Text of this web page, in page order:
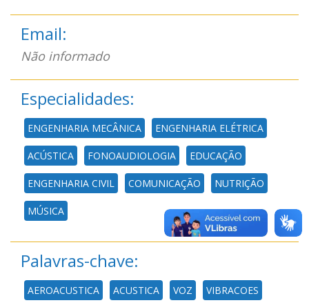
Email:
Não informado
Especialidades:
ENGENHARIA MECÂNICA ENGENHARIA ELÉTRICA
ACÚSTICA FONOAUDIOLOGIA EDUCAÇÃO
ENGENHARIA CIVIL COMUNICAÇÃO NUTRIÇÃO
MÚSICA
Palavras-chave:
AEROACUSTICA ACUSTICA VOZ VIBRACOES